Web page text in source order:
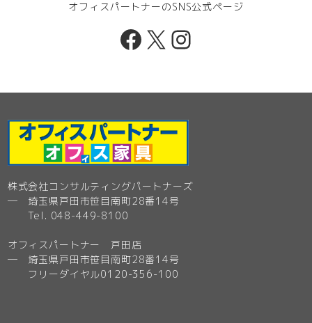
オフィスパートナーのSNS公式ページ
Facebook
X Instagram
株式会社コンサルティングパートナーズ
─ 埼玉県戸田市笹目南町28番14号
Tel. 048-449-8100
オフィスパートナー 戸田店
─ 埼玉県戸田市笹目南町28番14号
フリーダイヤル0120-356-100